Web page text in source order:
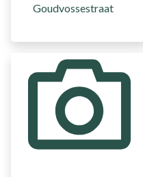
Goudvossestraat